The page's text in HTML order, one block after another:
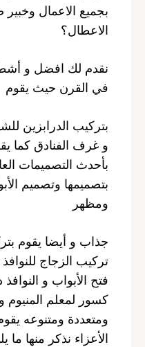
بجميع الاعمال وخبير
الاعطال؟
نقدم لك افضل و
في القرن حيث يقوم
بتركيب الدرابزين
و غرف الفنادق كما
بأحدث التصميمات
بتصميمها وتصميم
ومظهر
جذاب و أيضا يقوم
تركيب الزجاج
فتح الأبواب و
كسور لمعلم
ومتعددة ومتنوعه
الأعزاء نذكر منها ما